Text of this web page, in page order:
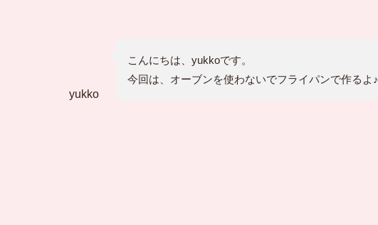
yukko
こんにちは、yukkoです。
今回は、オーブンを使わないでフライパンで作るよ♪